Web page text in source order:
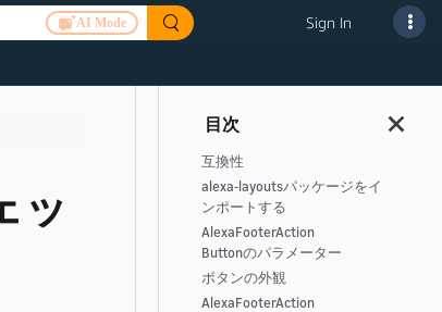
AI Mode Sign In
ッ
互換性
alexa-layoutsパッケージをイ
ンポートする
AlexaFooterAction
Buttonのパラメーター
ボタンの外観
AlexaFooterAction